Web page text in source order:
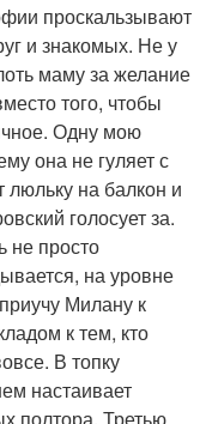
проскальзывают
и знакомых. Не у
маму за желание
того, чтобы
Одну мою
она не гуляет с
на балкон и
голосует за.
не просто
на уровне
Милану к
к тем, кто
В топку
настаивает
полтора. Третью